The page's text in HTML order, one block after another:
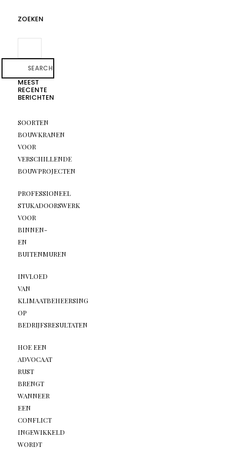
ZOEKEN
SEARCH
MEEST
RECENTE
BERICHTEN
SOORTEN
BOUWKRANEN
VOOR
VERSCHILLENDE
BOUWPROJECTEN
PROFESSIONEEL
STUKADOORSWERK
VOOR
BINNEN-
EN
BUITENMUREN
INVLOED
VAN
KLIMAATBEHEERSING
OP
BEDRIJFSRESULTATEN
HOE EEN
ADVOCAAT
RUST
BRENGT
WANNEER
EEN
CONFLICT
INGEWIKKELD
WORDT